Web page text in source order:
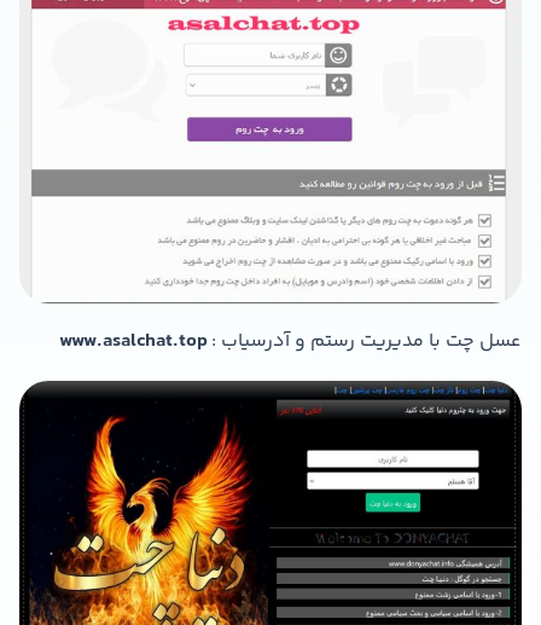
عسل چت با مدیریت رستم و آدرسیاب :www.asalchat.top